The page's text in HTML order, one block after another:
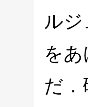
ル
を
だ